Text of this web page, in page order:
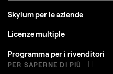
Skylum per le aziende
Licenze multiple
Programma per i rivenditori
PER SAPERNE DI PIÙ